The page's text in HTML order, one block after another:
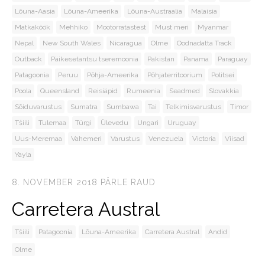
Lõuna-Aasia
Lõuna-Ameerika Lõuna-Austraalia
Malaisia
Matkaköök
Mehhiko Mootorratastest Must meri
Myanmar
Nepal
New South Wales Nicaragua Olme
Oodnadatta Track
Outback
Päikesetantsu tseremoonia Pakistan Panama
Paraguay
Patagoonia
Peruu Põhja-Ameerika Põhjaterritoorium
Politsei
Poola
Queensland Reisiäpid Rumeenia Seadmed
Slovakkia
Sõiduvarustus
Sumatra Sumbawa Tai Telkimisvarustus
Timor
Tšiili
Tulemaa Türgi Ülevedu Ungari
Uruguay
Uus-Meremaa
Vahemeri Varustus Venezuela Victoria
Viisad
Yayla
8. NOVEMBER 2018 PÄRLE RAUD
Carretera Austral
Tšiili Patagoonia Lõuna-Ameerika Carretera Austral Andid
Olme